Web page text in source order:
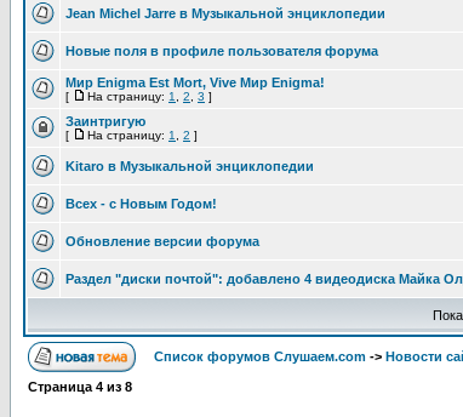
Jean Michel Jarre в Музыкальной энциклопедии
Новые поля в профиле пользователя форума
Мир Enigma Est Mort, Vive Мир Enigma!
[ На страницу: 1 2 3 ]
Заинтригую
[ На страницу: 1 2 ]
Kitaro в Музыкальной энциклопедии
Всех - с Новым Годом!
Обновление версии форума
Раздел "диски почтой": добавлено 4 видеодиска Майка
Список форумов Слушаем.com -> Новости
Страница 4 из 8